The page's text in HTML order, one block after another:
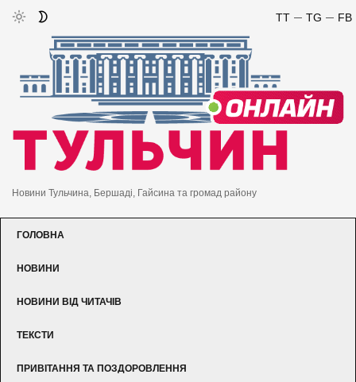
FB
TG
TT
Новини Тульчина, Бершаді, Гайсина та громад району
ГОЛОВНА
НОВИНИ
НОВИНИ ВІД ЧИТАЧІВ
ТЕКСТИ
ПРИВІТАННЯ ТА ПОЗДОРОВЛЕННЯ